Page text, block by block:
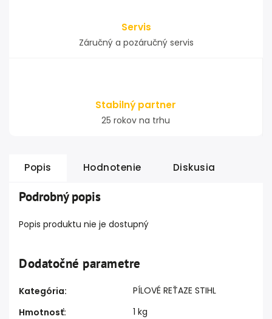
Servis
Záručný a pozáručný servis
Stabilný partner
25 rokov na trhu
Popis Hodnotenie Diskusia
Podrobný popis
Popis produktu nie je dostupný
Dodatočné parametre
Kategória:
PÍLOVÉ REŤAZE STIHL
Hmotnosť:
1 kg